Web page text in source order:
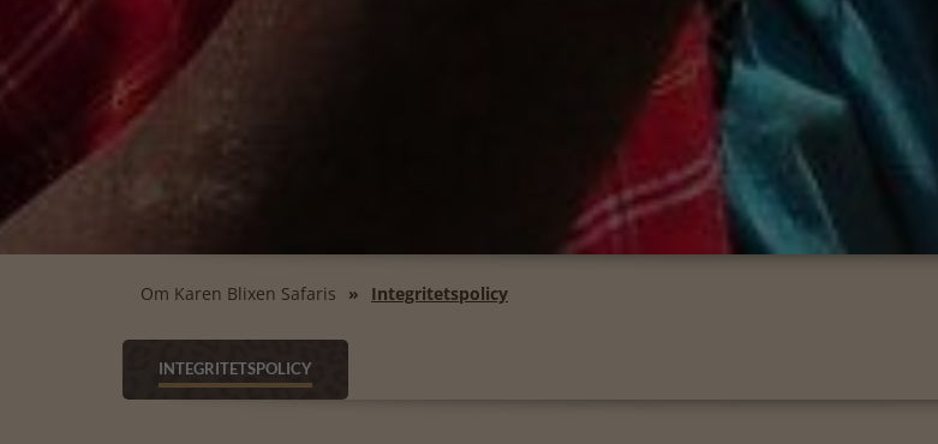
Om Karen Blixen Safaris Integritetspolicy
INTEGRITETSPOLICY